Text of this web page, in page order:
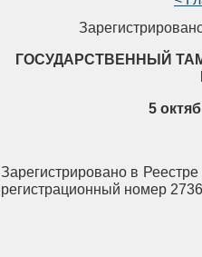
ГОСУДАРСТВЕННЫЙ
5
Зарегистрировано в Реестре
регистрационный номер